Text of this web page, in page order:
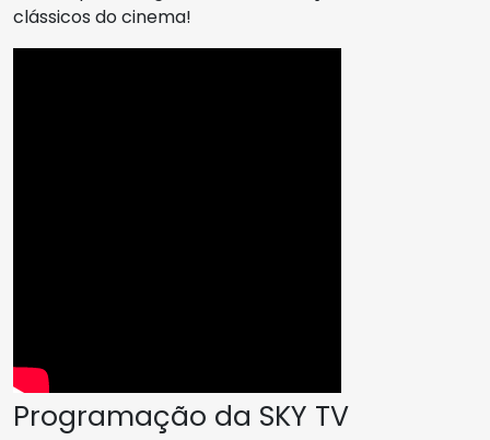
clássicos do cinema!
Programação da SKY TV